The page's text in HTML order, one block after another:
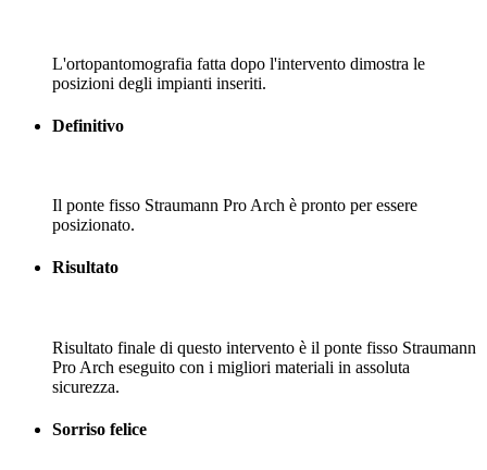
L'ortopantomografia fatta dopo l'intervento dimostra le
posizioni degli impianti inseriti.
Definitivo
Il ponte fisso Straumann Pro Arch è pronto per essere
posizionato.
Risultato
Risultato finale di questo intervento è il ponte fisso Straumann
Pro Arch eseguito con i migliori materiali in assoluta
sicurezza.
Sorriso felice